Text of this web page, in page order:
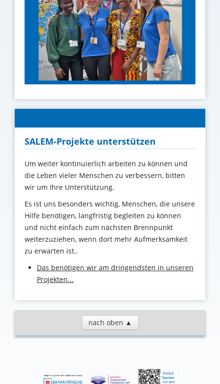
SALEM-Projekte unterstützen
Um weiter kontinuierlich arbeiten zu können und
die Leben vieler Menschen zu verbessern, bitten
wir um Ihre Unterstützung.
Es ist uns besonders wichtig, Menschen, die unsere
Hilfe benötigen, langfristig begleiten zu können
und nicht einfach zum nächsten Brennpunkt
weiterzuziehen, wenn dort mehr Aufmerksamkeit
zu erwarten ist..
Das benötigen wir am dringendsten in unseren
Projekten...
nach oben ▲